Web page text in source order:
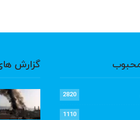
2820
1110
گزارش